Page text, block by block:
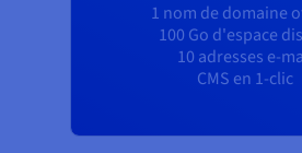
1 nom de domaine
100 Go d'espace
10 adresses e-
CMS en 1-clic